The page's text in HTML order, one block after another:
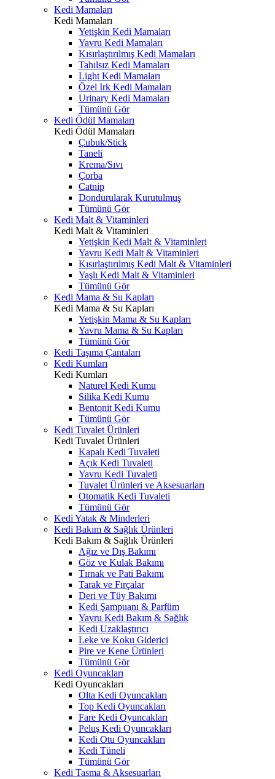
Kedi Mamaları
Kedi Mamaları
Yetişkin Kedi Mamaları
Yavru Kedi Mamaları
Kısırlaştırılmış Kedi Mamaları
Tahılsız Kedi Mamaları
Light Kedi Mamaları
Özel Irk Kedi Mamaları
Urinary Kedi Mamaları
Tümünü Gör
Kedi Ödül Mamaları
Kedi Ödül Mamaları
Çubuk/Stick
Taneli
Krema/Sıvı
Çorba
Catnip
Dondurularak Kurutulmuş
Tümünü Gör
Kedi Malt & Vitaminleri
Kedi Malt & Vitaminleri
Yetişkin Kedi Malt & Vitaminleri
Yavru Kedi Malt & Vitaminleri
Kısırlaştırılmış Kedi Malt & Vitaminleri
Yaşlı Kedi Malt & Vitaminleri
Tümünü Gör
Kedi Mama & Su Kapları
Kedi Mama & Su Kapları
Yetişkin Mama & Su Kapları
Yavru Mama & Su Kapları
Tümünü Gör
Kedi Taşıma Çantaları
Kedi Kumları
Kedi Kumları
Naturel Kedi Kumu
Silika Kedi Kumu
Bentonit Kedi Kumu
Tümünü Gör
Kedi Tuvalet Ürünleri
Kedi Tuvalet Ürünleri
Kapalı Kedi Tuvaleti
Açık Kedi Tuvaleti
Yavru Kedi Tuvaleti
Tuvalet Ürünleri ve Aksesuarları
Otomatik Kedi Tuvaleti
Tümünü Gör
Kedi Yatak & Minderleri
Kedi Bakım & Sağlık Ürünleri
Kedi Bakım & Sağlık Ürünleri
Ağız ve Dış Bakımı
Göz ve Kulak Bakımı
Tırnak ve Pati Bakımı
Tarak ve Fırçalar
Deri ve Tüy Bakımı
Kedi Şampuanı & Parfüm
Yavru Kedi Bakım & Sağlık
Kedi Uzaklaştırıcı
Leke ve Koku Giderici
Pire ve Kene Ürünleri
Tümünü Gör
Kedi Oyuncakları
Kedi Oyuncakları
Olta Kedi Oyuncakları
Top Kedi Oyuncakları
Fare Kedi Oyuncakları
Peluş Kedi Oyuncakları
Kedi Otu Oyuncakları
Kedi Tüneli
Tümünü Gör
Kedi Tasma & Aksesuarları